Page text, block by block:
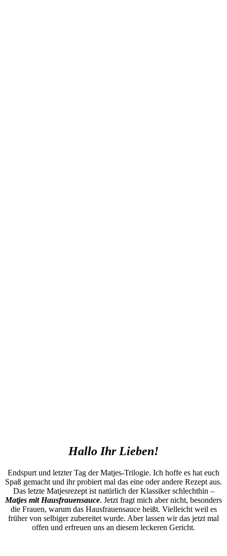
Hallo Ihr Lieben!
Endspurt und letzter Tag der Matjes-Trilogie. Ich hoffe es hat euch
Spaß gemacht und ihr probiert mal das eine oder andere Rezept aus.
Das letzte Matjesrezept ist natürlich der Klassiker schlechthin –
Matjes mit Hausfrauensauce. Jetzt fragt mich aber nicht, besonders
die Frauen, warum das Hausfrauensauce heißt. Vielleicht weil es
früher von selbiger zubereitet wurde. Aber lassen wir das jetzt mal
offen und erfreuen uns an diesem leckeren Gericht.